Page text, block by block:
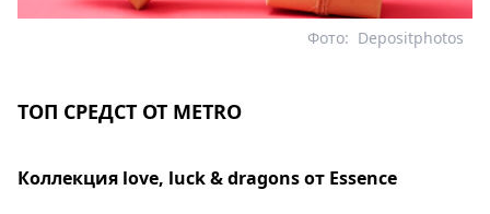
Depositphotos
Фото:
ТОП СРЕДСТ ОТ METRO
Коллекция love, luck & dragons от Essence